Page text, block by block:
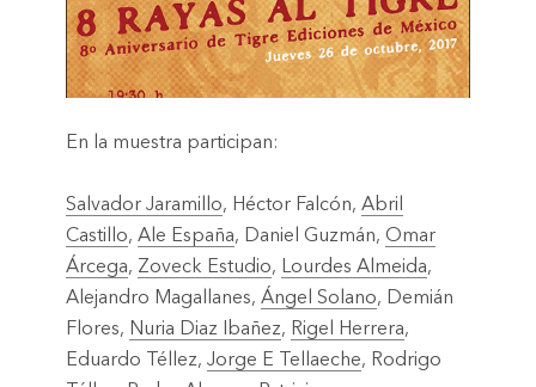
En la muestra participan:
Salvador Jaramillo, Héctor Falcón, Abril
Castillo, Ale España, Daniel Guzmán, Omar
Árcega, Zoveck Estudio, Lourdes Almeida,
Alejandro Magallanes, Ángel Solano, Demián
Flores, Nuria Diaz Ibañez, Rigel Herrera,
Eduardo Téllez, Jorge E Tellaeche, Rodrigo